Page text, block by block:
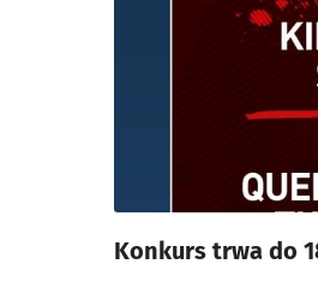
Konkurs trwa do